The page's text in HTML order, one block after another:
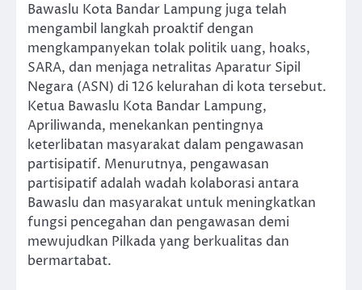
Bawaslu Kota Bandar Lampung juga telah
mengambil langkah proaktif dengan
mengkampanyekan tolak politik uang, hoaks,
SARA, dan menjaga netralitas Aparatur Sipil
Negara (ASN) di 126 kelurahan di kota tersebut.
Ketua Bawaslu Kota Bandar Lampung,
Apriliwanda, menekankan pentingnya
keterlibatan masyarakat dalam pengawasan
partisipatif. Menurutnya, pengawasan
partisipatif adalah wadah kolaborasi antara
Bawaslu dan masyarakat untuk meningkatkan
fungsi pencegahan dan pengawasan demi
mewujudkan Pilkada yang berkualitas dan
bermartabat.